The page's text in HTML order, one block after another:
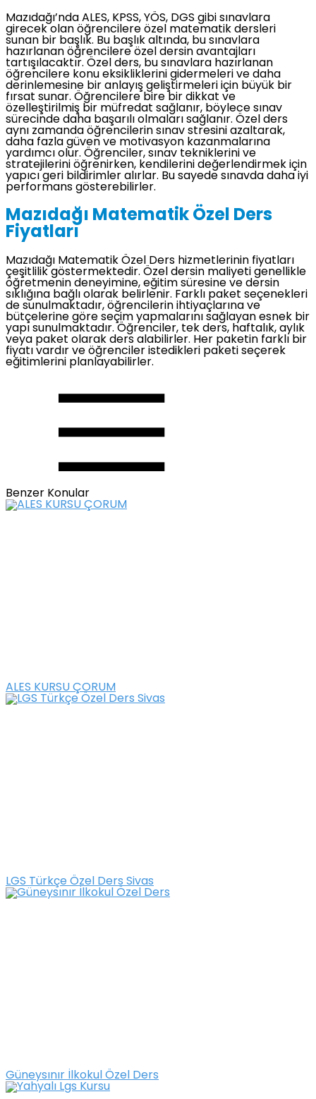
Mazıdağı’nda ALES, KPSS, YÖS, DGS gibi sınavlara
girecek olan öğrencilere özel matematik dersleri
sunan bir başlık. Bu başlık altında, bu sınavlara
hazırlanan öğrencilere özel dersin avantajları
tartışılacaktır. Özel ders, bu sınavlara hazırlanan
öğrencilere konu eksikliklerini gidermeleri ve daha
derinlemesine bir anlayış geliştirmeleri için büyük bir
fırsat sunar. Öğrencilere bire bir dikkat ve
özelleştirilmiş bir müfredat sağlanır, böylece sınav
sürecinde daha başarılı olmaları sağlanır. Özel ders
aynı zamanda öğrencilerin sınav stresini azaltarak,
daha fazla güven ve motivasyon kazanmalarına
yardımcı olur. Öğrenciler, sınav tekniklerini ve
stratejilerini öğrenirken, kendilerini değerlendirmek için
yapıcı geri bildirimler alırlar. Bu sayede sınavda daha iyi
performans gösterebilirler.
Mazıdağı Matematik Özel Ders
Fiyatları
Mazıdağı Matematik Özel Ders hizmetlerinin fiyatları
çeşitlilik göstermektedir. Özel dersin maliyeti genellikle
öğretmenin deneyimine, eğitim süresine ve dersin
sıklığına bağlı olarak belirlenir. Farklı paket seçenekleri
de sunulmaktadır, öğrencilerin ihtiyaçlarına ve
bütçelerine göre seçim yapmalarını sağlayan esnek bir
yapı sunulmaktadır. Öğrenciler, tek ders, haftalık, aylık
veya paket olarak ders alabilirler. Her paketin farklı bir
fiyatı vardır ve öğrenciler istedikleri paketi seçerek
eğitimlerini planlayabilirler.
Benzer Konular
ALES KURSU ÇORUM
LGS Türkçe Özel Ders Sivas
Güneysınır İlkokul Özel Ders